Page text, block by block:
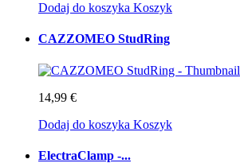
Dodaj do koszyka Koszyk
CAZZOMEO StudRing
14,99 €
Dodaj do koszyka Koszyk
ElectraClamp -...